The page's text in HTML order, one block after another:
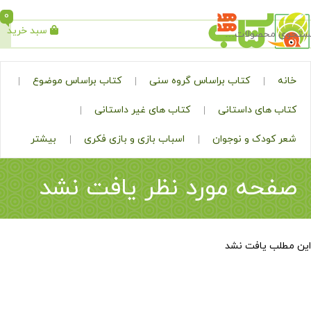
جستجو سبد خرید
0
کتاب براساس گروه سنی کتاب براساس موضوع
داستانی کتاب های غیر داستانی
و نوجوان اسباب بازی و بازی فکری بیشتر
مورد نظر یافت نشد
نشد